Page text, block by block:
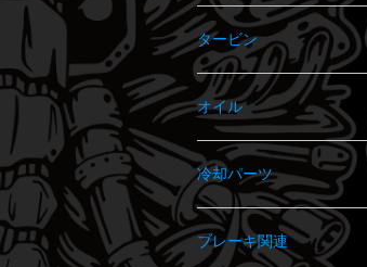
タービン
オイル
冷却パーツ
ブレーキ関連